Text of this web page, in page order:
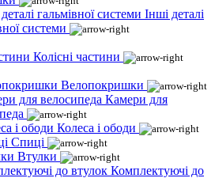
Інші деталі
системи
Колісні частини
Велопокришки
Камери для
Колеса і ободи
Спиці
Втулки
Комплектуючі до